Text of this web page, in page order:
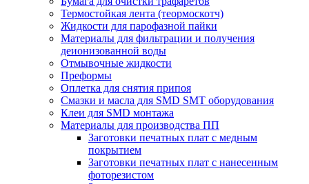
Термостойкая лента (теормоскотч)
Жидкости для парофазной пайки
Материалы для фильтрации и получения
деионизованной воды
Отмывочные жидкости
Преформы
Оплетка для снятия припоя
Смазки и масла для SMD SMT оборудования
Клеи для SMD монтажа
Материалы для производства ПП
Заготовки печатных плат с медным
покрытием
Заготовки печатных плат с нанесенным
фоторезистом